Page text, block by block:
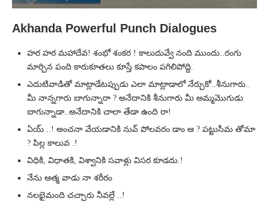
Akhanda Powerful Punch Dialogues
హర హర మహాదేవ! శంభో శంకర ! కాలుదువ్వే నంది ముందు..రంగు
మార్చిన పంది కారుకూతలు కూస్తే కపాలం పగిలిపోద్ది.
ఎదుటివాడితో మాట్లాడేటప్పుడు ఎలా మాట్లాడాలో నేర్చుకో..శీనుగారు..
మీ నాన్నగారు బాగున్నారా ? అనేదానికి శీనుగారు మీ అమ్మమొగుడు
బాగున్నాడా..అనేదానికి చాలా తేడా ఉంది రా!
ఏయ్ ..! అంచనా వేయడానికి నువ్ పోలవరం డాం ఆ ? పట్టుసీమ తోమా
? పిల్ల కాలువ .!
విధికి, విధాతకి, విశ్వానికి సవాళ్లు విసర కూడదు.!
నేను ఆత్మ వాడు నా శరీరం
నలభైమంది చచ్చారు నీవల్లే ..!